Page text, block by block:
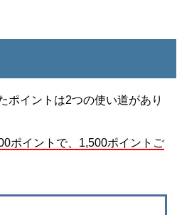
ポイントは2つの使い道があり
ポイントで、1,500ポイントご